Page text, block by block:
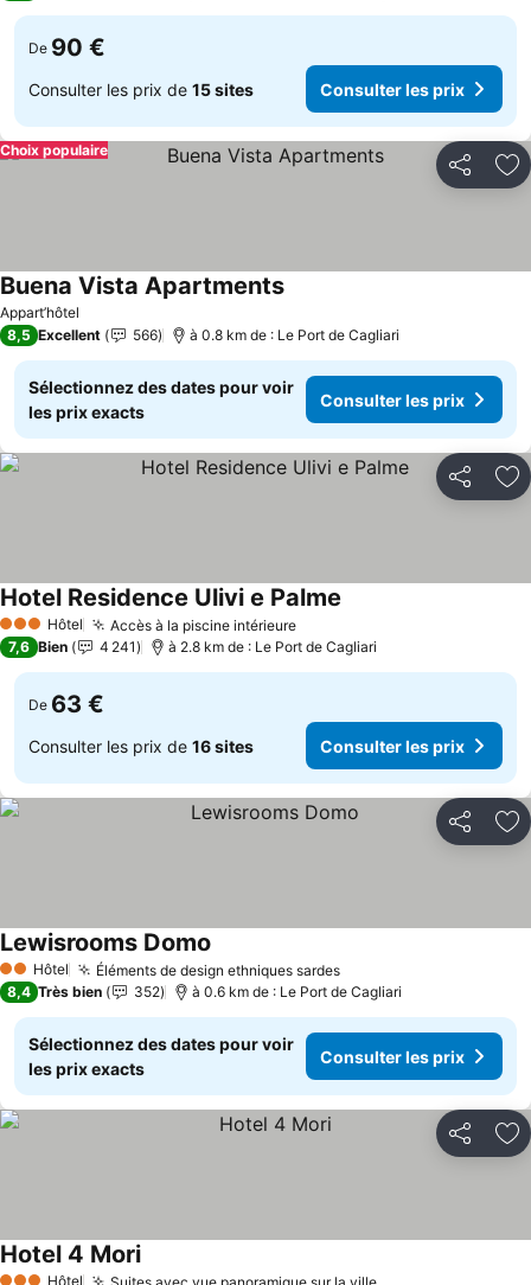
De 90 €
Consulter les prix de 15 sites Consulter les prix
Partager
Choix populaire
Appart’hôtel
Buena Vista Apartments
8,5 Excellent 566 à 0.8 km de : Le Port de Cagliari
Sélectionnez des dates pour voir
les prix exacts
Consulter les prix
Partager
3 ÉtoilesHôtel Accès à la piscine intérieure
Hotel Residence Ulivi e Palme
7,6 Bien 4 241 à 2.8 km de : Le Port de Cagliari
De 63 €
Consulter les prix de 16 sites Consulter les prix
Partager
2 Étoiles
Hôtel Éléments de design ethniques sardes
Lewisrooms Domo
8,4 Très bien 352 à 0.6 km de : Le Port de Cagliari
Sélectionnez des dates pour voir
les prix exacts
Consulter les prix
Partager
Hôtel Suites avec vue panoramique sur la ville
Hotel 4 Mori